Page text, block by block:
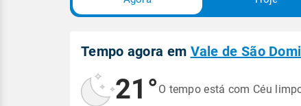
Tempo agora em Vale de São
21° O tempo está com Céu